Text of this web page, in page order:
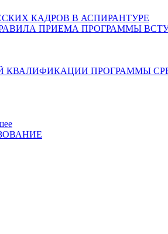
КАДРОВ В АСПИРАНТУРЕ
ПРИЕМА ПРОГРАММЫ
КВАЛИФИКАЦИИ ПРОГРАММЫ